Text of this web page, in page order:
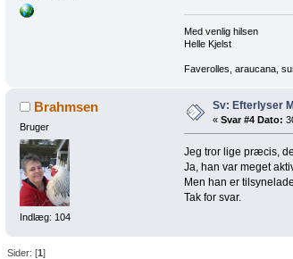
Med venlig hilsen
Helle Kjelst
Faverolles, araucana,
Brahmsen
Bruger
Indlæg: 104
Sv: Efterlyser
« Svar #4 Dato:
Jeg tror lige præcis,
Ja, han var meget
Men han er
Tak for svar.
Sider: [1]